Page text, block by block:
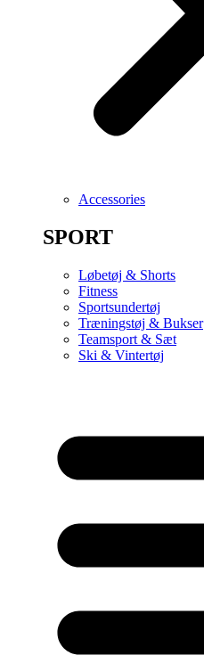
Accessories
SPORT
Løbetøj & Shorts
Fitness
Sportsundertøj
Træningstøj & Bukser
Teamsport & Sæt
Ski & Vintertøj